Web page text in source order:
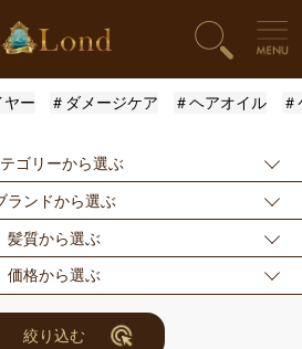
ー ＃ダメージケア ＃ヘアオイル
ゴリーから選ぶ
ャンプー
トリートメント
ライヤー・ヘア
ロン
スタイリング
Men
メンズスタイリン
グ
ランドから選ぶ
オリジナル
ケラスターゼ
ベル
アリミノ
ナンバースリー
ミアン フォード
髪質から選ぶ
リ・コシ
ウェット
ツヤ
しっとり
価格から選ぶ
〜3000円
3001円〜5000円
絞り込む